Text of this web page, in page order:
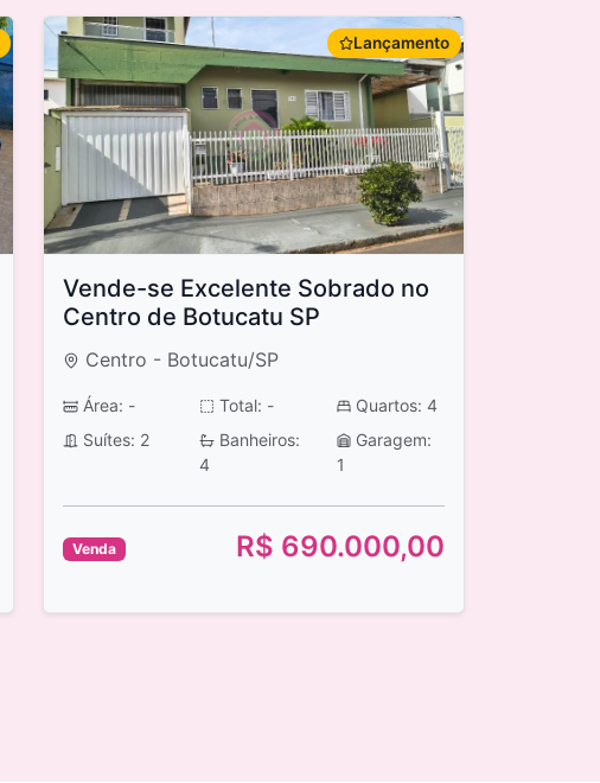
Lançamento
Vende-se Excelente Sobrado no
Centro de Botucatu SP
Centro - Botucatu/SP
Área: - Total: -
Quartos: 4
Suítes: 2
Banheiros:
4
Garagem:
1
Venda R$ 690.000,00